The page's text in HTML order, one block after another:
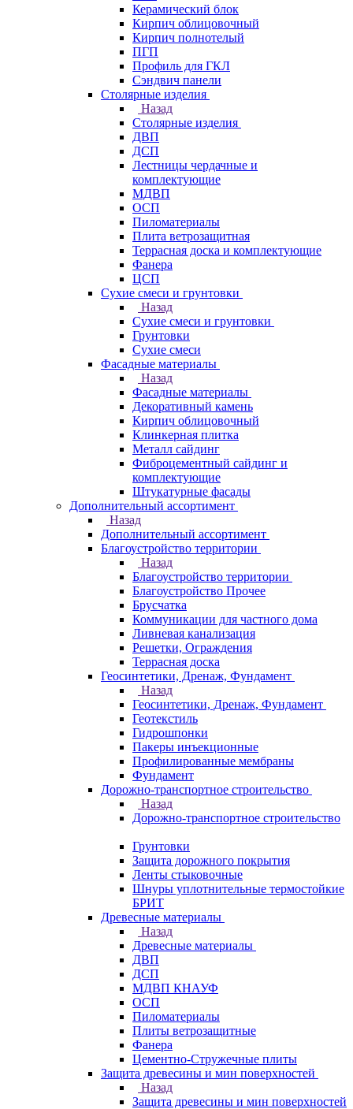
Керамический блок
Кирпич облицовочный
Кирпич полнотелый
ПГП
Профиль для ГКЛ
Сэндвич панели
Столярные изделия
Назад
Столярные изделия
ДВП
ДСП
Лестницы чердачные и
комплектующие
МДВП
ОСП
Пиломатериалы
Плита ветрозащитная
Террасная доска и комплектующие
Фанера
ЦСП
Сухие смеси и грунтовки
Назад
Сухие смеси и грунтовки
Грунтовки
Сухие смеси
Фасадные материалы
Назад
Фасадные материалы
Декоративный камень
Кирпич облицовочный
Клинкерная плитка
Металл сайдинг
Фиброцементный сайдинг и
комплектующие
Штукатурные фасады
Дополнительный ассортимент
Назад
Дополнительный ассортимент
Благоустройство территории
Назад
Благоустройство территории
Благоустройство Прочее
Брусчатка
Коммуникации для частного дома
Ливневая канализация
Решетки, Ограждения
Террасная доска
Геосинтетики, Дренаж, Фундамент
Назад
Геосинтетики, Дренаж, Фундамент
Геотекстиль
Гидрошпонки
Пакеры инъекционные
Профилированные мембраны
Фундамент
Дорожно-транспортное строительство
Назад
Дорожно-транспортное строительство
Грунтовки
Защита дорожного покрытия
Ленты стыковочные
Шнуры уплотнительные термостойкие
БРИТ
Древесные материалы
Назад
Древесные материалы
ДВП
ДСП
МДВП КНАУФ
ОСП
Пиломатериалы
Плиты ветрозащитные
Фанера
Цементно-Стружечные плиты
Защита древесины и мин поверхностей
Назад
Защита древесины и мин поверхностей